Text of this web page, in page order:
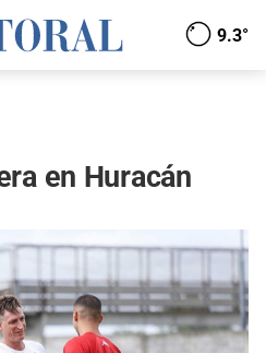
9.3°
en Huracán